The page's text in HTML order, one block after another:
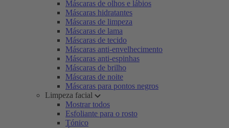
Máscaras de olhos e lábios
Máscaras hidratantes
Máscaras de limpeza
Máscaras de lama
Máscaras de tecido
Máscaras anti-envelhecimento
Máscaras anti-espinhas
Máscaras de brilho
Máscaras de noite
Máscaras para pontos negros
Limpeza facial
Mostrar todos
Esfoliante para o rosto
Tónico